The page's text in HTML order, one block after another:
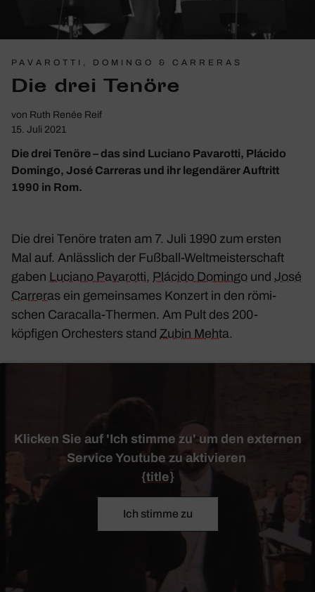
PAVAROTTI, DOMINGO & CARRERAS
Die drei Tenöre
von Ruth Renée Reif
15. Juli 2021
Die drei Tenöre – das sind Luciano Pavarotti, Plácido
Domingo, José Carreras und ihr legendärer Auftritt
1990 in Rom.
Die drei Tenöre traten am 7. Juli 1990 zum ersten
Mal auf. Anläss­lich der Fußball-Welt­meis­ter­schaft
gaben Luciano Pava­rotti, Plácido Domingo und José
Carreras ein gemein­sames Konzert in den römi­
schen Cara­calla-Thermen. Am Pult des 200-
köpfigen Orches­ters stand Zubin Mehta.
Klicken Sie auf 'Ich stimme zu' um den externen
Service Youtube zu aktivieren
{title}
Ich stimme zu